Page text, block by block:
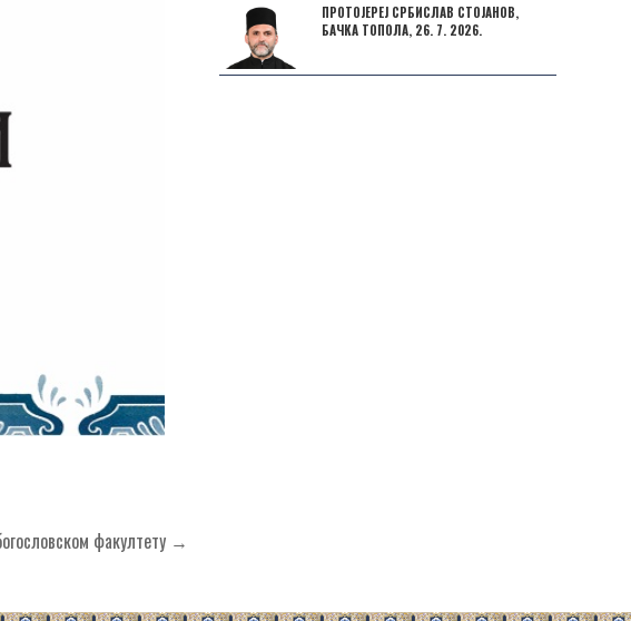
факултету →
ПРОТОЈЕРЕЈ СРБИСЛАВ СТОЈАНОВ,
БАЧКА ТОПОЛА, 26. 7. 2026.